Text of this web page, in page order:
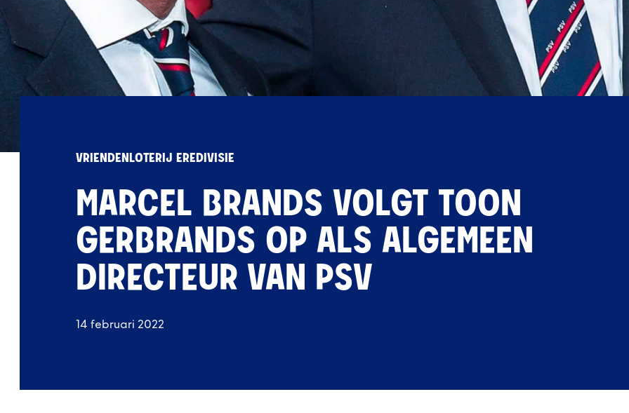
VRIENDENLOTERIJ EREDIVISIE
MARCEL BRANDS VOLGT TOON
GERBRANDS OP ALS ALGEMEEN
DIRECTEUR VAN PSV
14 februari 2022